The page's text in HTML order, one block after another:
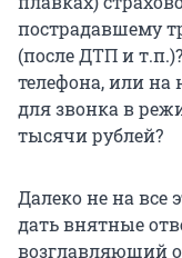
пострадавшему
(после ДТП и
телефона, или на
для звонка в
тысячи рублей?
Далеко не на все
дать внятные
возглавляющий